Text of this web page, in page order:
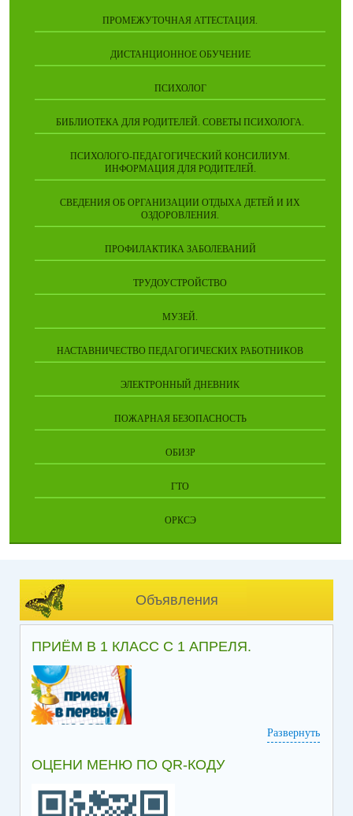
ПРОМЕЖУТОЧНАЯ АТТЕСТАЦИЯ.
ДИСТАНЦИОННОЕ ОБУЧЕНИЕ
ПСИХОЛОГ
БИБЛИОТЕКА ДЛЯ РОДИТЕЛЕЙ. СОВЕТЫ ПСИХОЛОГА.
ПСИХОЛОГО-ПЕДАГОГИЧЕСКИЙ КОНСИЛИУМ.
ИНФОРМАЦИЯ ДЛЯ РОДИТЕЛЕЙ.
СВЕДЕНИЯ ОБ ОРГАНИЗАЦИИ ОТДЫХА ДЕТЕЙ И ИХ
ОЗДОРОВЛЕНИЯ.
ПРОФИЛАКТИКА ЗАБОЛЕВАНИЙ
ТРУДОУСТРОЙСТВО
МУЗЕЙ.
НАСТАВНИЧЕСТВО ПЕДАГОГИЧЕСКИХ РАБОТНИКОВ
ЭЛЕКТРОННЫЙ ДНЕВНИК
ПОЖАРНАЯ БЕЗОПАСНОСТЬ
ОБИЗР
ГТО
ОРКСЭ
Объявления
ПРИЁМ В 1 КЛАСС С 1 АПРЕЛЯ.
Информация по приёму в 1 класс
Развернуть
ОЦЕНИ МЕНЮ ПО QR-КОДУ